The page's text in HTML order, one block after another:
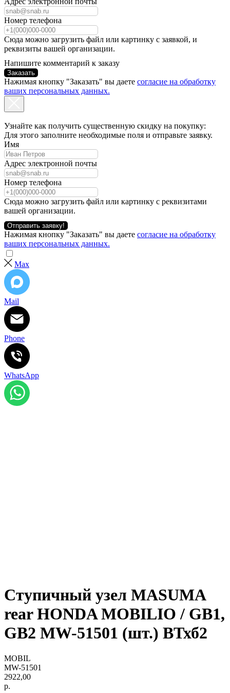
Номер телефона
Сюда можно загрузить файл или картинку с заявкой, и
реквизиты вашей организации.
Напишите комментарий к заказу
Заказать
Нажимая кнопку "Заказать" вы даете согласие на обработку
ваших персональных данных.
Узнайте как получить существенную скидку на покупку:
Для этого заполните необходимые поля и отправьте заявку.
Имя
Адрес электронной почты
Номер телефона
Сюда можно загрузить файл или картинку с реквизитами
вашей организации.
Отправить заявку!
Нажимая кнопку "Заказать" вы даете согласие на обработку
ваших персональных данных.
Max
Mail
Phone
WhatsApp
Ступичный узел MASUMA
rear HONDA MOBILIO / GB1,
GB2 MW-51501 (шт.) ВТхб2
MOBIL
MW-51501
2922,00
р.